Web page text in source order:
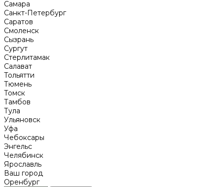
Самара
Санкт-Петербург
Саратов
Смоленск
Сызрань
Сургут
Стерлитамак
Салават
Тольятти
Тюмень
Томск
Тамбов
Тула
Ульяновск
Уфа
Чебоксары
Энгельс
Челябинск
Ярославль
Ваш город
Оренбург